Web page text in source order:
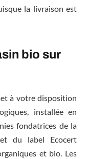
la livraison est
bio sur
à votre disposition
installée en
fondatrices de la
et du label Ecocert
et bio. Les